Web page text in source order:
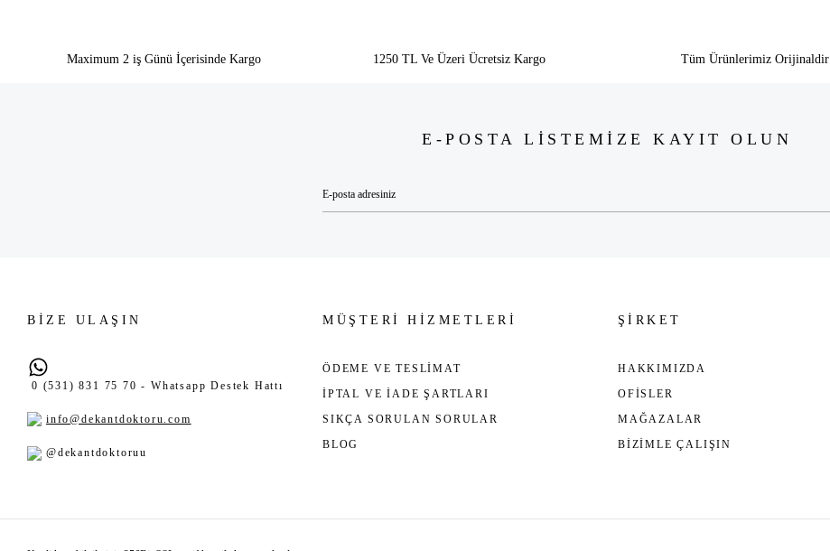
Maximum 2 iş Günü İçerisinde Kargo 1250 TL Ve Üzeri Ücretsiz Kargo Tüm Ürünlerimiz Orijinaldir
E-POSTA LİSTEMİZE KAYIT OLUN
BİZE ULAŞIN
0 (531) 831 75 70 - Whatsapp Destek Hattı
info@dekantdoktoru.com
@dekantdoktoruu
MÜŞTERİ HİZMETLERİ
ÖDEME VE TESLİMAT
İPTAL VE İADE ŞARTLARI
SIKÇA SORULAN SORULAR
BLOG
ŞİRKET
HAKKIMIZDA
OFİSLER
MAĞAZALAR
BİZİMLE ÇALIŞIN